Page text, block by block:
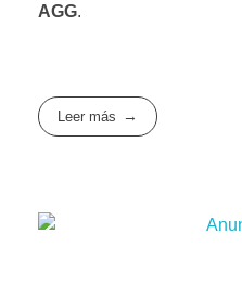
AGG.
Leer más